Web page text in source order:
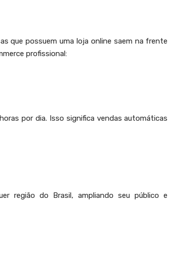
que possuem uma loja online saem na frente
profissional:
por dia. Isso significa vendas automáticas
região do Brasil, ampliando seu público e